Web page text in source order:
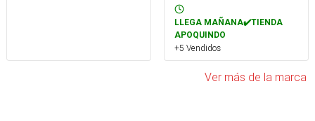
LLEGA MAÑANA✔️TIENDA
APOQUINDO
+5 Vendidos
Ver más de la marca